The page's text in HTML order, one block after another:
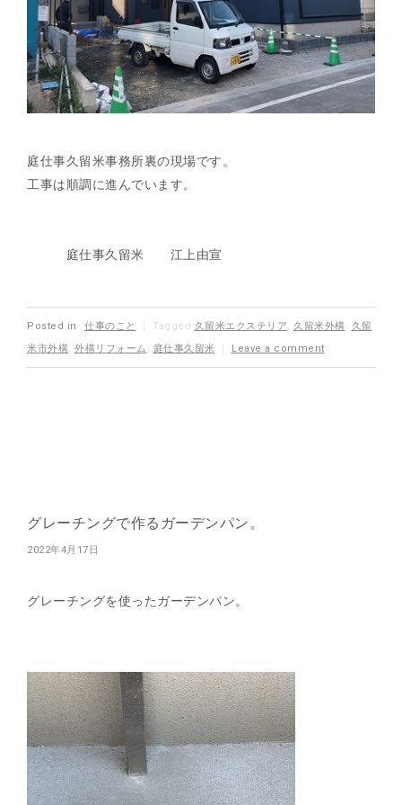
庭仕事久留米事務所裏の現場です。
工事は順調に進んでいます。
庭仕事久留米 江上由宣
Posted in 仕事のこと Tagged 久留米エクステリア, 久留米外構, 久留
米市外構, 外構リフォーム , 庭仕事久留米 Leave a comment
グレーチングで作るガーデンパン。
2022年4月17日
グレーチングを使ったガーデンパン。